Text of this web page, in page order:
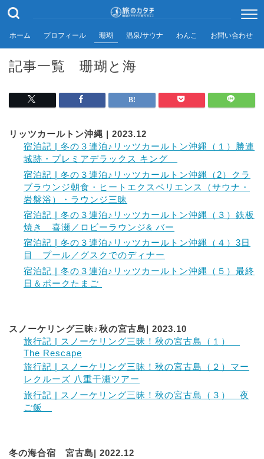
ホーム プロフィール 珊瑚 温泉/サウナ わんこ お問い合わせ
記事一覧 珊瑚と海
リッツカールトン沖縄 | 2023.12
宿泊記 | 冬の３連泊♪リッツカールトン沖縄（１）勝連
城跡・プレミアデラックス キング
宿泊記 | 冬の３連泊♪リッツカールトン沖縄（2）クラ
ブラウンジ朝食・ヒートエクスペリエンス（サウナ・
岩盤浴）・ラウンジ三昧
宿泊記 | 冬の３連泊♪リッツカールトン沖縄（３）鉄板
焼き 喜瀬／ロビーラウンジ& バー
宿泊記 | 冬の３連泊♪リッツカールトン沖縄（４）3日
目 プール／グスクでのディナー
宿泊記 | 冬の３連泊♪リッツカールトン沖縄（５）最終
日＆ポークたまご
スノーケリング三昧♪秋の宮古島| 2023.10
旅行記 | スノーケリング三昧！秋の宮古島（１）
The Rescape
旅行記 | スノーケリング三昧！秋の宮古島（２）マー
レクルーズ 八重干瀬ツアー
旅行記 | スノーケリング三昧！秋の宮古島（３） 夜
ご飯
冬の海合宿 宮古島| 2022.12